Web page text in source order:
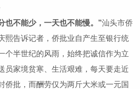
也不能少，一天也不能慢。”汕头市侨
熙告诉记者，侨批业自产生至银行统
个半世纪的风雨，始终把诚信作为立
员家境贫寒、生活艰难，每天要走近
侨批，而酬劳仅为两斤大米或一元国